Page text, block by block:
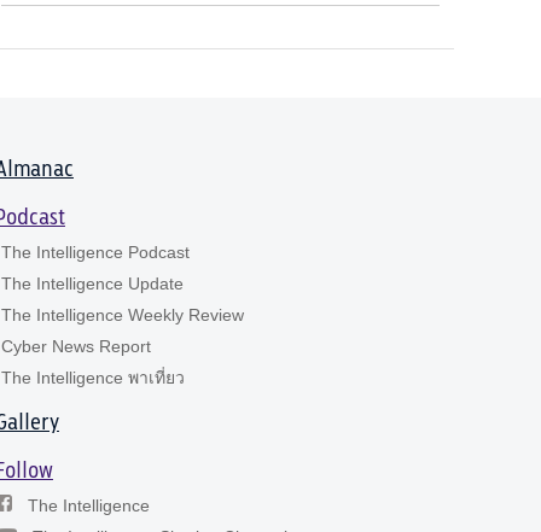
The Intelligence Podcast
The Intelligence Update
The Intelligence Weekly Review
Cyber News Report
The Intelligence พาเที่ยว
The Intelligence